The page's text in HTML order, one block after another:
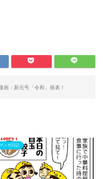
画：新元号「令和」発表！
ンガ日記